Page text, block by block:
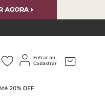
Entrar ou
Cadastrar
20% OFF